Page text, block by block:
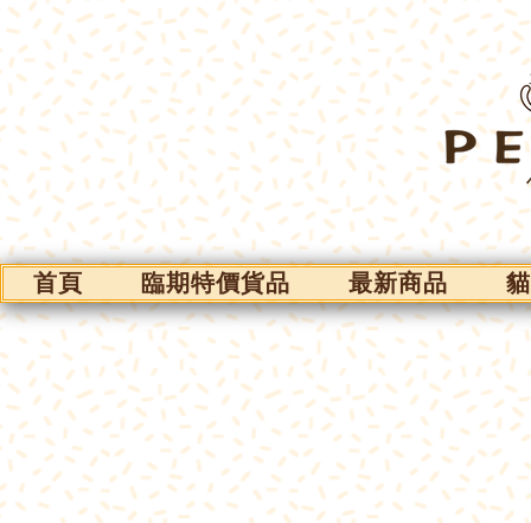
首頁 臨期特價貨品 最新商品